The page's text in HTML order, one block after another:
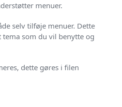
menuer.
selv tilføje menuer. Dette
som du vil benytte og
dette gøres i filen